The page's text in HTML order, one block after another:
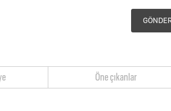
Öne çıkanlar